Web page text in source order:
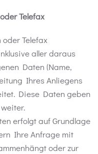
Telefax
Telefax
aller daraus
Daten (Name,
Ihres Anliegens
Diese Daten geben
erfolgt auf Grundlage
Ihre Anfrage mit
oder zur